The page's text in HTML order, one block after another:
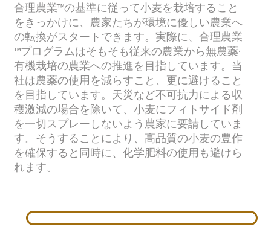
合理農業™の基準に従って小麦を栽培すること
をきっかけに、農家たちが環境に優しい農業へ
の転換がスタートできます。実際に、合理農業
™プログラムはそもそも従来の農業から無農薬·
有機栽培の農業への推進を目指しています。当
社は農薬の使用を減らすこと、更に避けること
を目指しています。天災など不可抗力による収
穫激減の場合を除いて、小麦にフィトサイド剤
を一切スプレーしないよう農家に要請していま
す。そうすることにより、高品質の小麦の豊作
を確保すると同時に、化学肥料の使用も避けら
れます。